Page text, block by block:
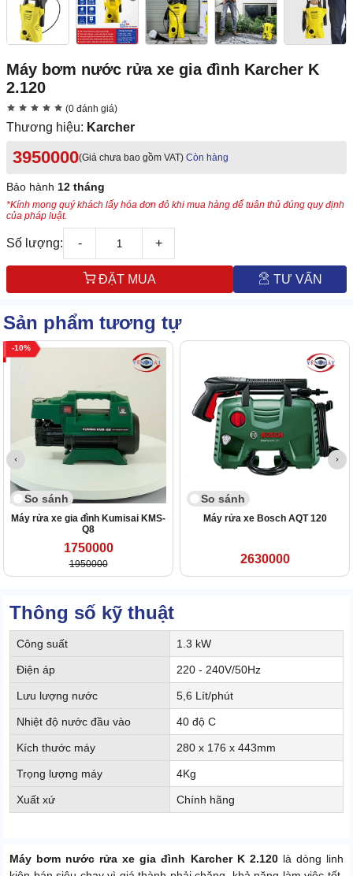
Máy bơm nước rửa xe gia đình Karcher K
2.120
(0 đánh giá)
Thương hiệu: Karcher
3950000(Giá chưa bao gồm VAT) Còn hàng
Bảo hành 12 tháng
*Kính mong quý khách lấy hóa đơn đỏ khi mua hàng để tuân thủ đúng quy định
của pháp luật.
Số lượng: - +
ĐẶT MUA TƯ VẤN
Sản phẩm tương tự
10
So sánh
Máy rửa xe gia đình Kumisai KMS-
Q8
1750000
1950000
So sánh
Máy rửa xe Bosch AQT 120
2630000
Thông số kỹ thuật
Công suất 1.3 kW
Điện áp 220 - 240V/50Hz
Lưu lượng nước 5,6 Lít/phút
Nhiệt độ nước đầu vào 40 độ C
Kích thước máy 280 x 176 x 443mm
Trọng lượng máy 4Kg
Xuất xứ Chính hãng
Máy bơm nước rửa xe gia đình Karcher K 2.120 là dòng linh